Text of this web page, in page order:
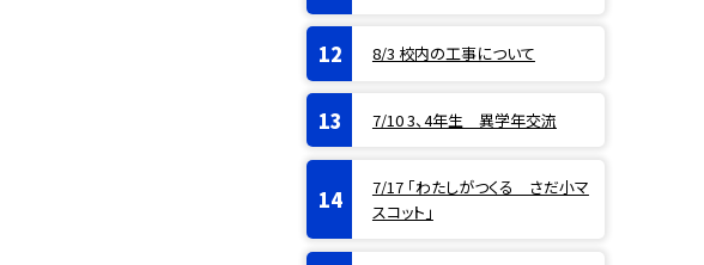
8/3 校内の工事について
7/10 3、4年生 異学年交流
7/17 「わたしがつくる さだ小マ
スコット」